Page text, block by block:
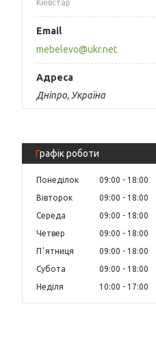
Київстар
mebelevo@ukr.net
Дніпро, Україна
Графік роботи
Понеділок 09:00
18:00
Вівторок
09:00
18:00
Середа
09:00
18:00
Четвер
09:00
18:00
Пʼятниця
09:00
18:00
Субота
09:00
18:00
Неділя
10:00 17:00